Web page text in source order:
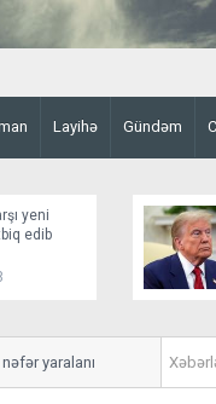
Layihə Gündəm
yeni
edib
yaralanıb